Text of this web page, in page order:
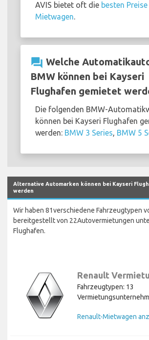
AVIS bietet oft die besten
Mietwagen.
question_answer Welche
BMW können bei Kayseri
Flughafen gemietet
Die folgenden BMW-
können bei Kayseri Flughafen
werden: BMW 3 Series, BMW 5
Alternative Automarken können bei Kayseri
werden
Wir haben 81verschiedene Fahrzeugtypen
bereitgestellt von 22Autovermietungen
Flughafen.
Renault
Fahrzeugtypen: 13
Renault-Mietwagen